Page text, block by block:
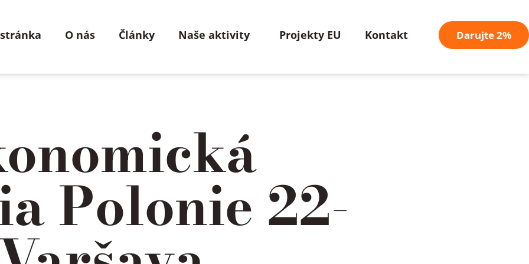
O nás Články Naše aktivity Projekty EU Kontakt Darujte 2%
Polonie 22-